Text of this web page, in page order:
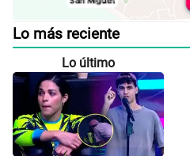
Lo más reciente
Lo último